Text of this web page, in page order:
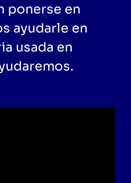
ponerse en
ayudarle en
usada en